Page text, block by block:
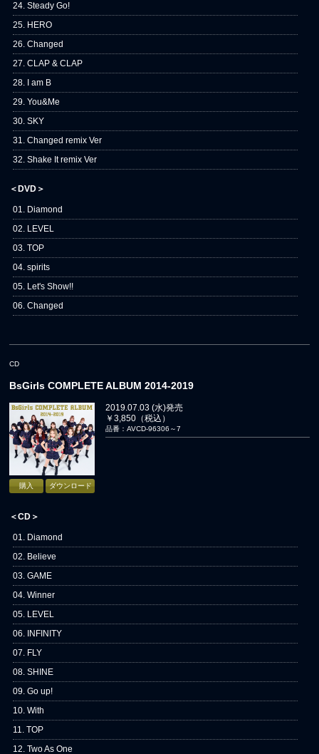
24. Steady Go!
25. HERO
26. Changed
27. CLAP & CLAP
28. I am B
29. You&Me
30. SKY
31. Changed remix Ver
32. Shake It remix Ver
＜DVD＞
01. Diamond
02. LEVEL
03. TOP
04. spirits
05. Let's Show!!
06. Changed
CD
BsGirls COMPLETE ALBUM 2014-2019
購入 ダウンロード
2019.07.03 (水)発売
￥3,850（税込）
品番：AVCD-96306～7
＜CD＞
01. Diamond
02. Believe
03. GAME
04. Winner
05. LEVEL
06. INFINITY
07. FLY
08. SHINE
09. Go up!
10. With
11. TOP
12. Two As One